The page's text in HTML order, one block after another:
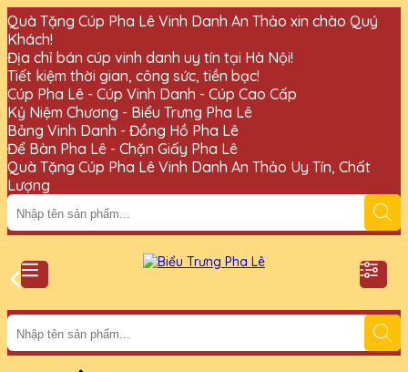
Quà Tặng Cúp Pha Lê Vinh Danh An Thảo xin chào Quý
Khách!
Địa chỉ bán cúp vinh danh uy tín tại Hà Nội!
Tiết kiệm thời gian, công sức, tiền bạc!
Cúp Pha Lê - Cúp Vinh Danh - Cúp Cao Cấp
Kỷ Niệm Chương - Biểu Trưng Pha Lê
Bảng Vinh Danh - Đồng Hồ Pha Lê
Để Bàn Pha Lê - Chặn Giấy Pha Lê
Quà Tặng Cúp Pha Lê Vinh Danh An Thảo Uy Tín, Chất
Lượng